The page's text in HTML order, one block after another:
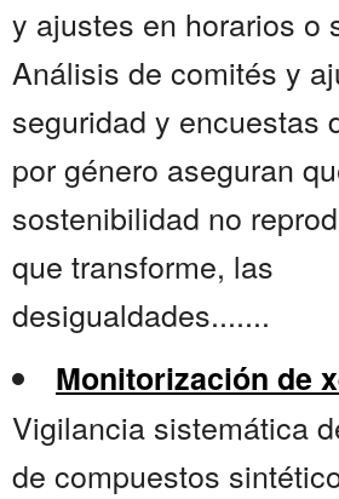
y ajustes en horarios o
Análisis de comités y
seguridad y encuestas
por género aseguran
sostenibilidad no
que transforme, las
desigualdades.......
Monitorización de
Vigilancia sistemática
de compuestos